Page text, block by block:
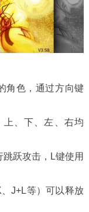
角色，通过方向键
、下、左、右均
跃攻击，L键使用
J+L等）可以释放